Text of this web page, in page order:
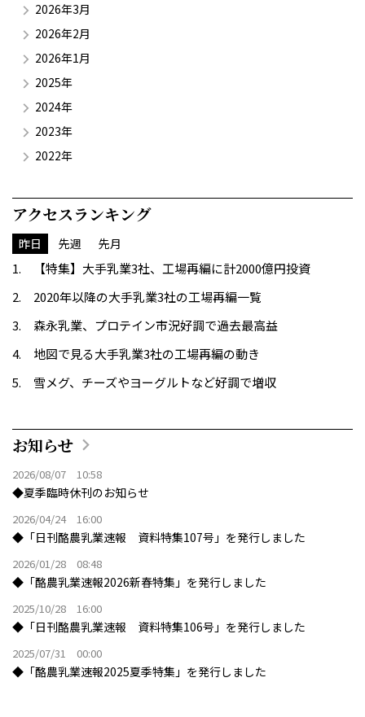
2026年3月
2026年2月
2026年1月
2025年
2024年
2023年
2022年
アクセスランキング
昨日 先週 先月
【特集】大手乳業3社、工場再編に計2000億円投資
2020年以降の大手乳業3社の工場再編一覧
森永乳業、プロテイン市況好調で過去最高益
地図で見る大手乳業3社の工場再編の動き
雪メグ、チーズやヨーグルトなど好調で増収
お知らせ
2026/08/07 10:58
◆夏季臨時休刊のお知らせ
2026/04/24 16:00
◆「日刊酪農乳業速報 資料特集107号」を発行しました
2026/01/28 08:48
◆「酪農乳業速報2026新春特集」を発行しました
2025/10/28 16:00
◆「日刊酪農乳業速報 資料特集106号」を発行しました
2025/07/31 00:00
◆「酪農乳業速報2025夏季特集」を発行しました